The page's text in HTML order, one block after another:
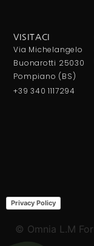
VISITACI
Via Michelangelo
Buonarotti 25030
Pompiano (BS)
+39 340 1117294
Privacy Policy
© Omnia L.M